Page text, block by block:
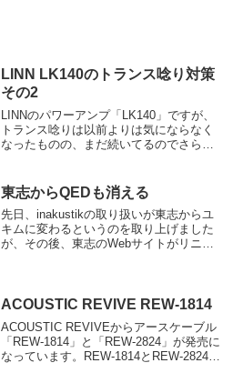
LINN LK140のトランス唸り対策
その2
LINNのパワーアンプ「LK140」ですが、
トランス唸りは以前よりは気にならなく
なったものの、まだ続いてるのでさらに
付きの電源タップ経由にしたわけです
が、冷蔵庫も怪しそ...
東志からQEDも消える
先日、inakustikの取り扱いが東志からユ
キムに変わるというのを取り上げました
が、その後、東志のWebサイトがリニュ
て...
ACOUSTIC REVIVE REW-1814
ACOUSTIC REVIVEからアースケーブル
「REW-1814」と「REW-2824」が発売に
なっています。REW-1814とREW-2824の